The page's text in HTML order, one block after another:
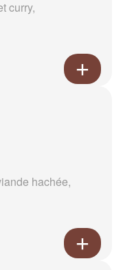
curry,
hachée,